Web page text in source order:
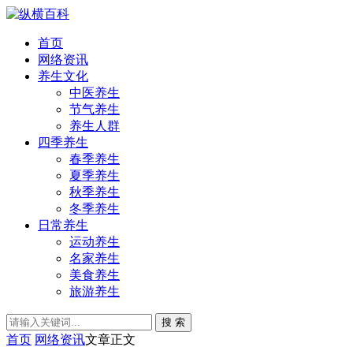
首页
网络资讯
养生文化
中医养生
节气养生
养生人群
四季养生
春季养生
夏季养生
秋季养生
冬季养生
日常养生
运动养生
名家养生
美食养生
旅游养生
搜 索
首页 网络资讯文章正文